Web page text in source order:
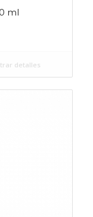
ml
detalles